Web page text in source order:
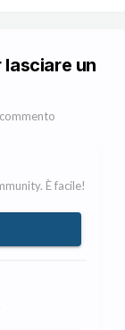
un
È facile!